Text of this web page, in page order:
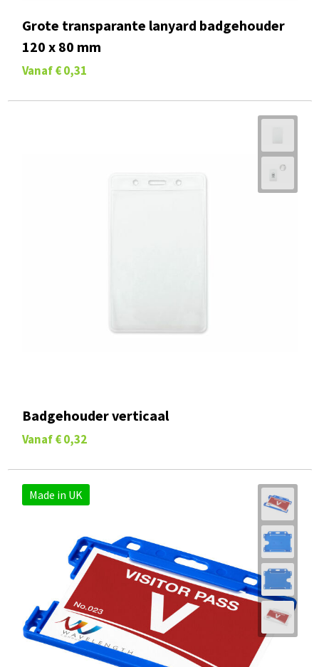
Grote transparante lanyard badgehouder
120 x 80 mm
Vanaf € 0,31
Badgehouder verticaal
Vanaf € 0,32
Made in UK